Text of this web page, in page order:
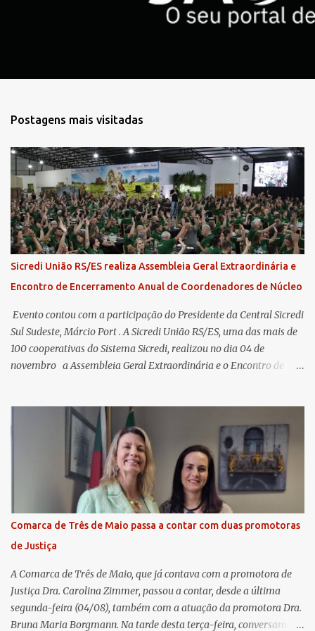
Postagens mais visitadas
Sicredi União RS/ES realiza Assembleia Geral Extraordinária e
Encontro de Encerramento Anual de Coordenadores de Núcleo
​ Evento contou com a participação do Presidente da Central Sicredi
Sul Sudeste, Márcio Port . A Sicredi União RS/ES, uma das mais de
100 cooperativas do Sistema Sicredi, realizou no dia 04 de
novembro a Assembleia Geral Extraordinária e o Encontro de
futuro. O evento ocorreu presencialmente em Santa Rosa/RS com
transmissão simultânea para os coordenadores capixabas, que
estavam reunidos em Cachoeiro de Itapemirim / ES. Durante a
Assembleia Geral Extraordinária, foram debatidas e aprovadas
pautas estratégicas, como a atualização da Política de
Remuneração dos Administradores Estatutários e do regulamento
do Fundo Social, reforçando o compromisso da cooperativa com a
transparência e a governança. No Encontro de Coordenadores de
Núcleo, o presidente da Sicredi União RS/ES, Sidnei Strejevitch, fez
um balanço das principais real...
Comarca de Três de Maio passa a contar com duas promotoras
de Justiça
A Comarca de Três de Maio, que já contava com a promotora de
Justiça Dra. Carolina Zimmer, passou a contar, desde a última
segunda-feira (04/08), também com a atuação da promotora Dra.
Bruna Maria Borgmann. Na tarde desta terça-feira, conversamos